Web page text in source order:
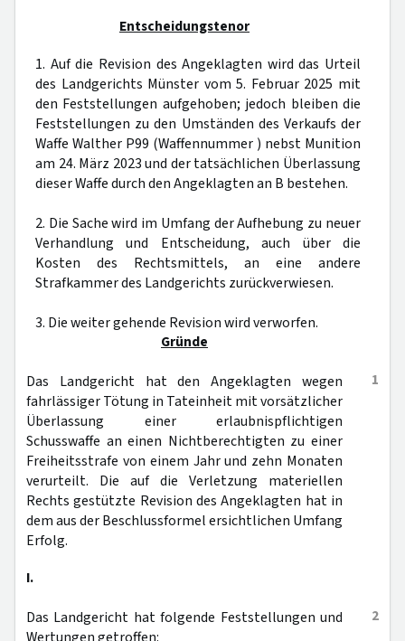
Entscheidungstenor
1. Auf die Revision des Angeklagten wird das Urteil
des Landgerichts Münster vom 5. Februar 2025 mit
den Feststellungen aufgehoben; jedoch bleiben die
Feststellungen zu den Umständen des Verkaufs der
Waffe Walther P99 (Waffennummer ) nebst Munition
am 24. März 2023 und der tatsächlichen Überlassung
dieser Waffe durch den Angeklagten an B bestehen.
2. Die Sache wird im Umfang der Aufhebung zu neuer
Verhandlung und Entscheidung, auch über die
Kosten des Rechtsmittels, an eine andere
Strafkammer des Landgerichts zurückverwiesen.
3. Die weiter gehende Revision wird verworfen.
Gründe
1
Das Landgericht hat den Angeklagten wegen
fahrlässiger Tötung in Tateinheit mit vorsätzlicher
Überlassung einer erlaubnispflichtigen
Schusswaffe an einen Nichtberechtigten zu einer
Freiheitsstrafe von einem Jahr und zehn Monaten
verurteilt. Die auf die Verletzung materiellen
Rechts gestützte Revision des Angeklagten hat in
dem aus der Beschlussformel ersichtlichen Umfang
Erfolg.
I.
2
Das Landgericht hat folgende Feststellungen und